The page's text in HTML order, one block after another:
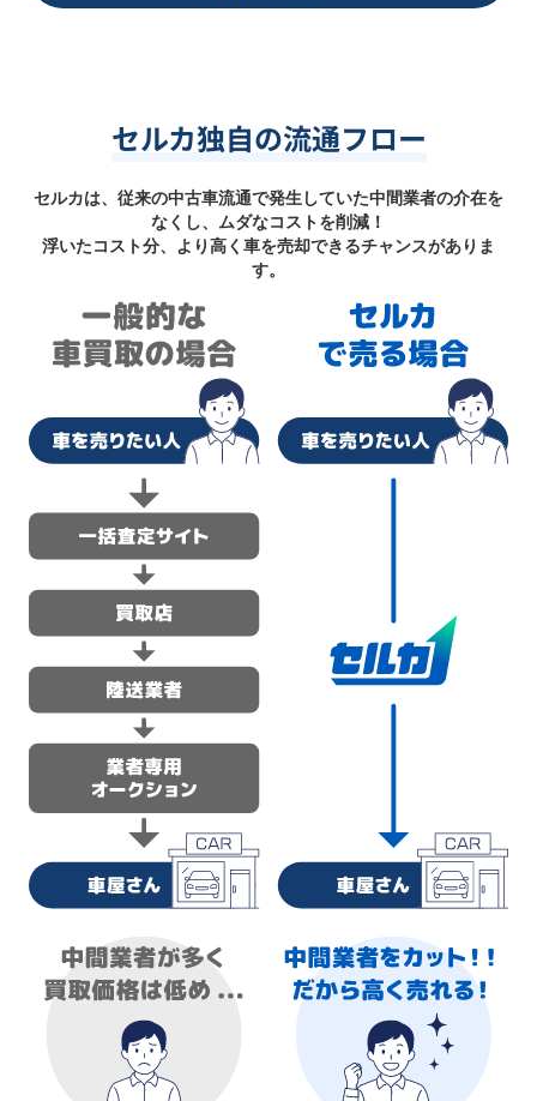
セルカ独自の流通フロー
セルカは、従来の中古車流通で発生していた中間業者の介在を
なくし、ムダなコストを削減！
浮いたコスト分、より高く車を売却できるチャンスがありま
す。